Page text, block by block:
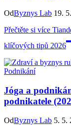
OdByznys Lab 19.
Přečtěte si více
klíčových tipů 2026
Podnikání
Jóga a
podnikatele
OdByznys Lab 5. 5.